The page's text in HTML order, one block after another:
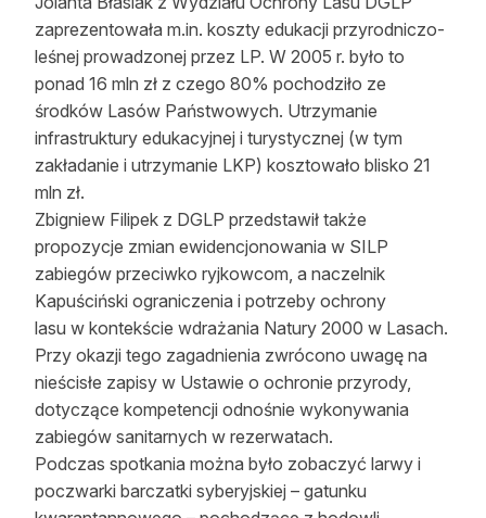
zaprezentowała m.in. koszty edukacji przyrodniczo-
leśnej prowadzonej przez LP. W 2005 r. było to
ponad 16 mln zł z czego 80% pochodziło ze
środków Lasów Państwowych. Utrzymanie
infrastruktury edukacyjnej i turystycznej (w tym
zakładanie i utrzymanie LKP) kosztowało blisko 21
mln zł.
Zbigniew Filipek z DGLP przedstawił także
propozycje zmian ewidencjonowania w SILP
zabiegów przeciwko ryjkowcom, a naczelnik
Kapuściński ograniczenia i potrzeby ochrony
lasu w kontekście wdrażania Natury 2000 w Lasach.
Przy okazji tego zagadnienia zwrócono uwagę na
nieścisłe zapisy w Ustawie o ochronie przyrody,
dotyczące kompetencji odnośnie wykonywania
zabiegów sanitarnych w rezerwatach.
Podczas spotkania można było zobaczyć larwy i
poczwarki barczatki syberyjskiej – gatunku